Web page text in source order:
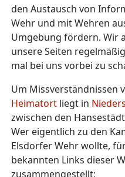
den Austausch von
Wehr und mit Wehren
Umgebung fördern. Wir
unsere Seiten
mal bei uns vorbei zu
Um Missverständnissen
Heimatort liegt in
zwischen den
Wer eigentlich zu den
Elsdorfer Wehr wollte,
bekannten Links dieser
zusammengestellt: